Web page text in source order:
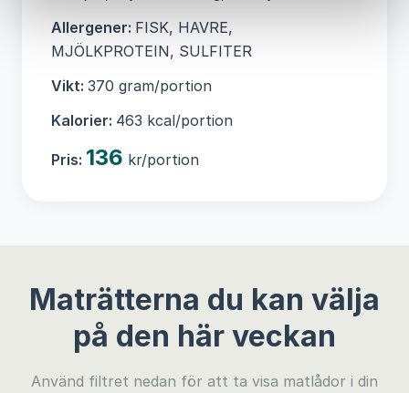
Allergener: FISK, HAVRE,
MJÖLKPROTEIN, SULFITER
Vikt: 370 gram/portion
Kalorier: 463 kcal/portion
Pris: 136 kr/portion
Maträtterna du kan välja
på den här veckan
Använd filtret nedan för att ta visa matlådor i din